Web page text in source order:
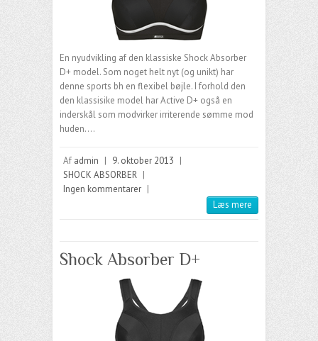
En nyudvikling af den klassiske Shock Absorber
D+ model. Som noget helt nyt (og unikt) har
denne sports bh en flexibel bøjle. I forhold den
den klassisike model har Active D+ også en
inderskål som modvirker irriterende sømme mod
huden.…
Af admin | 9. oktober 2013 |
SHOCK ABSORBER |
Ingen kommentarer |
Læs mere
Shock Absorber D+